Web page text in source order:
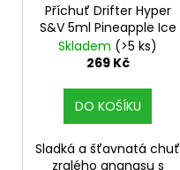
Příchuť Drifter Hyper
S&V 5ml Pineapple Ice
Skladem (>5 ks)
269 Kč
DO KOŠÍKU
Sladká a šťavnatá chuť
zralého ananasu s